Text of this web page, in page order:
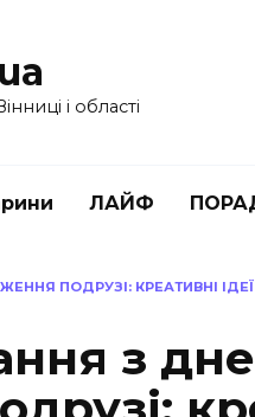
і області
ЛАЙФ
ПОДРУЗІ: КРЕАТИВНІ
з